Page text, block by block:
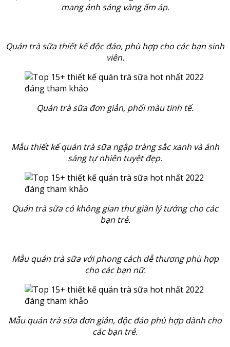
mang ánh sáng vàng ấm áp.
Quán trà sữa thiết kế độc đáo, phù hợp cho các bạn sinh
viên.
Quán trà sữa đơn giản, phối màu tinh tế.
Mẫu thiết kế quán trà sữa ngập tràng sắc xanh và ánh
sáng tự nhiên tuyệt đẹp.
Quán trà sữa có không gian thư giãn lý tưởng cho các
bạn trẻ.
Mẫu quán trà sữa với phong cách dễ thương phù hợp
cho các bạn nữ.
Mẫu quán trà sữa đơn giản, độc đáo phù hợp dành cho
các bạn trẻ.